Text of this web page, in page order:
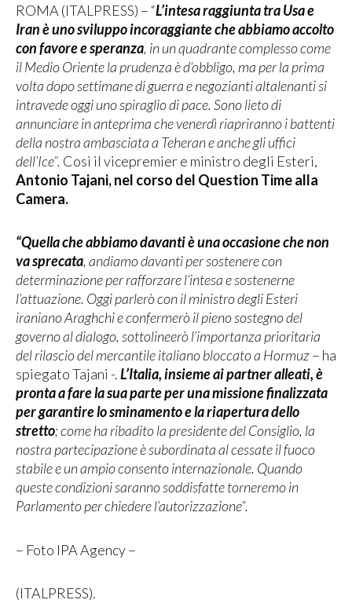
ROMA (ITALPRESS) – “L’intesa raggiunta tra Usa e
Iran è uno sviluppo incoraggiante che abbiamo accolto
con favore e speranza, in un quadrante complesso come
il Medio Oriente la prudenza è d’obbligo, ma per la prima
volta dopo settimane di guerra e negozianti altalenanti si
intravede oggi uno spiraglio di pace. Sono lieto di
annunciare in anteprima che venerdì riapriranno i battenti
della nostra ambasciata a Teheran e anche gli uffici
dell’Ice”. Così il vicepremier e ministro degli Esteri,
Antonio Tajani, nel corso del Question Time alla
Camera.
“Quella che abbiamo davanti è una occasione che non
va sprecata, andiamo davanti per sostenere con
determinazione per rafforzare l’intesa e sostenerne
l’attuazione. Oggi parlerò con il ministro degli Esteri
iraniano Araghchi e confermerò il pieno sostegno del
governo al dialogo, sottolineerò l’importanza prioritaria
del rilascio del mercantile italiano bloccato a Hormuz– ha
spiegato Tajani -.L’Italia, insieme ai partner alleati, è
pronta a fare la sua parte per una missione finalizzata
per garantire lo sminamento e la riapertura dello
stretto; come ha ribadito la presidente del Consiglio, la
nostra partecipazione è subordinata al cessate il fuoco
stabile e un ampio consento internazionale. Quando
queste condizioni saranno soddisfatte torneremo in
Parlamento per chiedere l’autorizzazione”.
– Foto IPA Agency –
(ITALPRESS).